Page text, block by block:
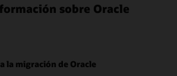
sobre Oracle
la migración de Oracle